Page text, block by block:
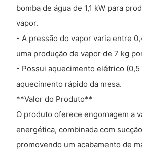
bomba de água de 1,1 kW para
vapor.
- A pressão do vapor varia entre
uma produção de vapor de 7 kg
- Possui aquecimento elétrico (0,5
aquecimento rápido da mesa.
**Valor do Produto**
O produto oferece engomagem a
energética, combinada com
promovendo um acabamento de